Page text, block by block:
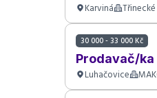
Karviná
30 000 - 33 000 Kč
Prodavač/ka
Luhačovice